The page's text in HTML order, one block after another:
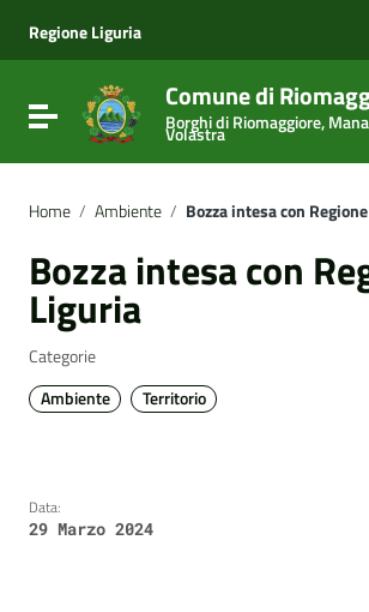
Vai al menu di navigazione
Vai al footer
Regione Liguria
Attiva / disattiva la navigazione
Comune di
Borghi di Riomaggiore,
Volastra
Home / Ambiente / Bozza intesa con
Bozza intesa con
Liguria
Categorie
Ambiente
Territorio
Data:
29 Marzo 2024